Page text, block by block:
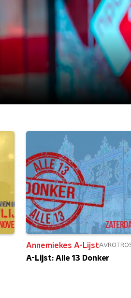
Annemiekes A-Lijst
A-Lijst: Alle 13 Donker